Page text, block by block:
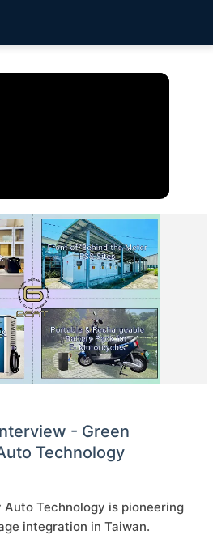
- Green
Technology
Auto Technology is pioneering
integration in Taiwan.